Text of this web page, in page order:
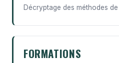
Décryptage des méthodes
FORMATIONS